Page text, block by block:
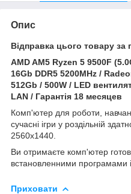
Опис
Відправка цього товару
AMD AM5 Ryzen 5 9500F
16Gb DDR5 5200MHz /
512Gb / 500W / LED
LAN / Гарантія 18 месяцев
Комп'ютер для роботи,
сучасні ігри у роздільній
2560x1440.
Ви отримаєте комп'ютер
встановленними програмами і
Приховати